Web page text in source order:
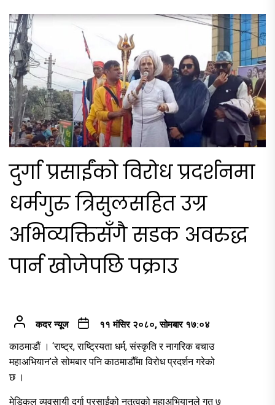
दुर्गा प्रसाईंको विरोध प्रदर्शनमा
धर्मगुरु त्रिसुलसहित उग्र
अभिव्यक्तिसँगै सडक अवरुद्ध
पार्न खोजेपछि पक्राउ
कदर न्यूज ११ मंसिर २०८०, सोमबार १७:०४
काठमाडौं । ‘राष्ट्र, राष्ट्रियता धर्म, संस्कृति र नागरिक बचाउ
महाअभियान’ले सोमबार पनि काठमाडौँमा विरोध प्रदर्शन गरेको
छ ।
मेडिकल व्यवसायी दुर्गा प्रसाईंको नतृत्वको महाअभियानले गत ७